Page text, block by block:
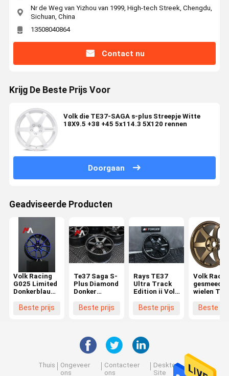
Nr de Weg van Yizhou van 1999, High-tech Streek, Chengdu,
Sichuan, China
13508040864
Contact nu
Krijg De Beste Prijs Voor
Volk die TE37-SAGA s-plus Streepje Witte
18X9.5 +38 +45 5x114.3 5X120 rennen
Doorgaan
Geadviseerde Producten
Volk Racing
G025 Limited
Donkerblauw
Velgen
Beste prijs
Te37 Saga S-
Plus Diamond
Donker
Beste prijs
Rays TE37
Ultra Track
Edition ii Volk
gesmeed
Beste prijs
Volk
gesmeed
wielen
Bronze
Beste
Thuis
Ongeveer
ons
Contacteer
ons
Desktop
Site